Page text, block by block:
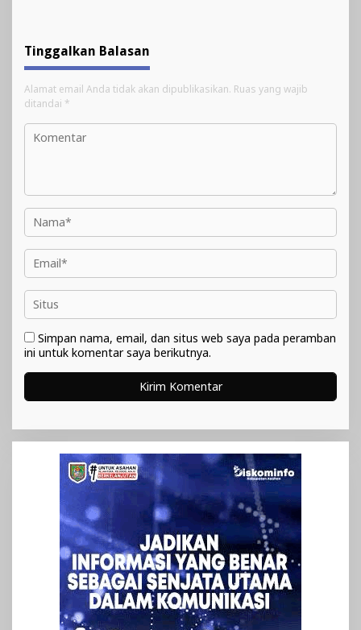
Tinggalkan Balasan
Alamat email Anda tidak akan dipublikasikan. Ruas yang wajib
ditandai *
Simpan nama, email, dan situs web saya pada peramban
ini untuk komentar saya berikutnya.